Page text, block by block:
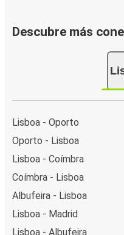
Descubre más
Lisboa - Oporto
Oporto - Lisboa
Lisboa - Coímbra
Coímbra - Lisboa
Albufeira - Lisboa
Lisboa - Madrid
Lisboa - Albufeira